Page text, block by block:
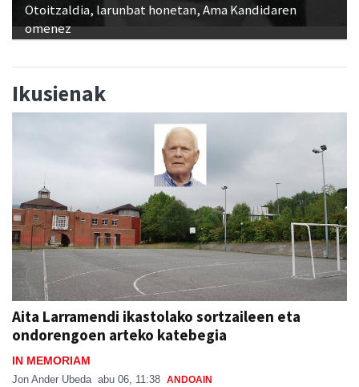
Otoitzaldia, larunbat honetan, Ama Kandidaren
omenez
Ikusienak
Aita Larramendi ikastolako sortzaileen eta
ondorengoen arteko katebegia
IN MEMORIAM
Jon Ander Ubeda abu 06, 11:38 ANDOAIN